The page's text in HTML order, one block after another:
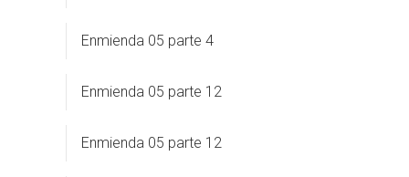
Enmienda 05 parte 4
Enmienda 05 parte 12
Enmienda 05 parte 12